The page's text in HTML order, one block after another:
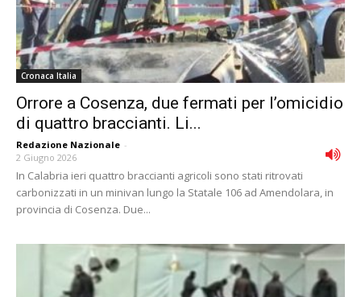
Cronaca Italia
Orrore a Cosenza, due fermati per l’omicidio
di quattro braccianti. Li...
Redazione Nazionale -
2 Giugno 2026
In Calabria ieri quattro braccianti agricoli sono stati ritrovati
carbonizzati in un minivan lungo la Statale 106 ad Amendolara, in
provincia di Cosenza. Due...